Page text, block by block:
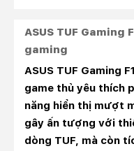
ASUS TUF Gaming
gaming
ASUS TUF Gaming
game thủ yêu thích
năng hiển thị mượt
gây ấn tượng với
dòng TUF, mà còn